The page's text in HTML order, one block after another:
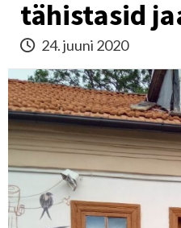
tähistasid
24. juuni 2020